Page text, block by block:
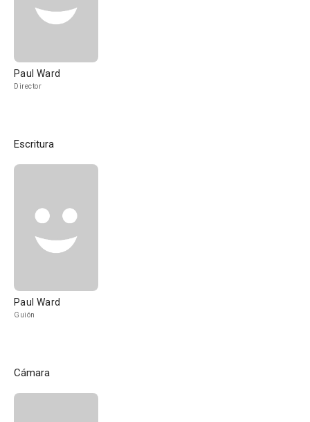
Paul Ward
Director
Escritura
Paul Ward
Guión
Cámara